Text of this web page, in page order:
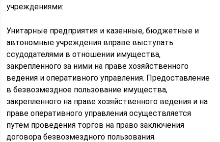
учреждениями:
Унитарные предприятия и казенные, бюджетные и
автономные учреждения вправе выступать
ссудодателями в отношении имущества,
закрепленного за ними на праве хозяйственного
ведения и оперативного управления. Предоставление
в безвозмездное пользование имущества,
закрепленного на праве хозяйственного ведения и на
праве оперативного управления осуществляется
путем проведения торгов на право заключения
договора безвозмездного пользования.